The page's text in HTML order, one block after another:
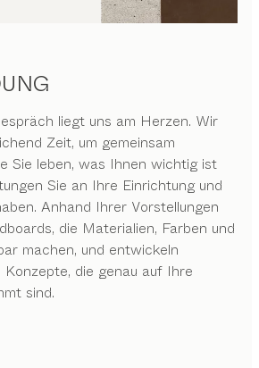
liegt uns am Herzen. Wir
Zeit, um gemeinsam
Sie leben, was Ihnen wichtig ist
Sie an Ihre Einrichtung und
Anhand Ihrer Vorstellungen
die Materialien, Farben und
machen, und entwickeln
die genau auf Ihre
sind.